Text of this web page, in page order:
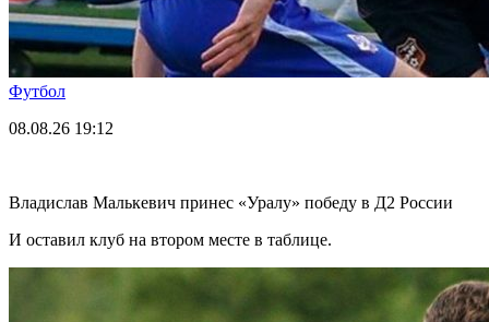
Футбол
08.08.26 19:12
Владислав Малькевич принес «Уралу» победу в Д2 России
И оставил клуб на втором месте в таблице.